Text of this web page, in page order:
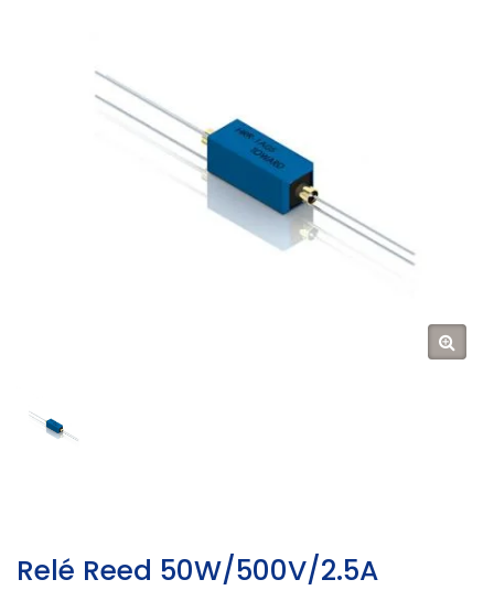
Relé Reed 50W/500V/2.5A